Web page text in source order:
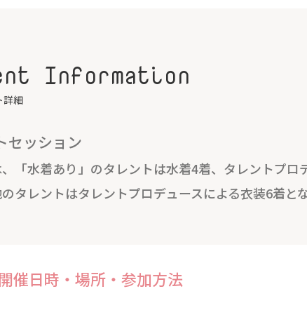
Information
詳細
セッション
「水着あり」のタレントは水着4着、タレントプロ
タレントはタレントプロデュースによる衣装6着とな
開催日時・場所・参加方法